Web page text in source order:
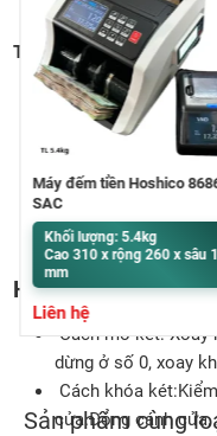
thấm nước, bền
Tính năng nổi bật
Thân két dày đặc +
đa.Hệ thống chốt
đóng cửa.
Lớp vật liệu chống
sản.Bề mặt phủ lớp
quả.
Hướng dẫn sử
Cách mở két: Xoay
dừng ở số 0, xoay
Cách khóa
cửa.Đóng cánh
Máy đếm tiền Hoshico 8686 PIN
SẠC
Khối lượng: 5.4kg
Cao 310 x rộng 260 x sâu
mm
Liên hệ
Sản phẩm cùng